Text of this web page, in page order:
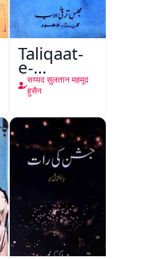
Taliqaat-
e-
Khutbat-
e-Garcin
सय्यद सुलतान महमूद
हुसैन